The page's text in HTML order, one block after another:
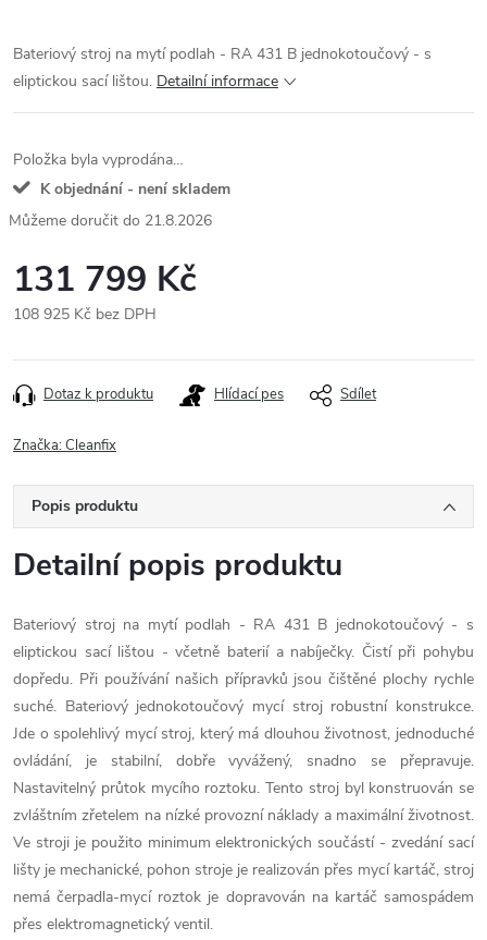
Bateriový stroj na mytí podlah - RA 431 B jednokotoučový - s
eliptickou sací lištou. Detailní informace
Položka byla vyprodána…
K objednání - není skladem
21.8.2026
131 799 Kč
108 925 Kč bez DPH
cena:
Dotaz k produktu Hlídací pes Sdílet
Značka:Cleanfix
Popis produktu
Detailní popis produktu
Bateriový stroj na mytí podlah - RA 431 B jednokotoučový - s
eliptickou sací lištou - včetně baterií a nabíječky. Čistí při pohybu
dopředu. Při používání našich přípravků jsou čištěné plochy rychle
suché. Bateriový jednokotoučový mycí stroj robustní konstrukce.
Jde o spolehlivý mycí stroj, který má dlouhou životnost, jednoduché
ovládání, je stabilní, dobře vyvážený, snadno se přepravuje.
Nastavitelný průtok mycího roztoku. Tento stroj byl konstruován se
zvláštním zřetelem na nízké provozní náklady a maximální životnost.
Ve stroji je použito minimum elektronických součástí - zvedání sací
lišty je mechanické, pohon stroje je realizován přes mycí kartáč, stroj
nemá čerpadla-mycí roztok je dopravován na kartáč samospádem
přes elektromagnetický ventil.